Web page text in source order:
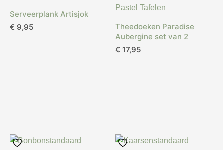
Serveerplank Artisjok
€ 9,95
Theedoeken Paradise
Aubergine set van 2
€ 17,95